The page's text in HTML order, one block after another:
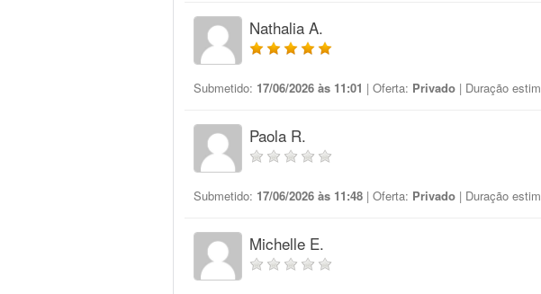
Nathalia A.
Submetido: 17/06/2026 às 11:01 | Oferta: Privado | Duração
Paola R.
Submetido: 17/06/2026 às 11:48 | Oferta: Privado | Duração
Michelle E.